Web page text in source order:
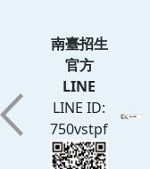
南臺招生
官方
LINE
LINE ID:
750vstpf